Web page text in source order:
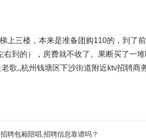
上三楼，本来是准备团购110的，到了
到的），房费就不收了。果断买了一
歌,,杭州钱塘区下沙街道附近ktv招聘商
聘包厢陪唱,招聘信息靠谱吗？